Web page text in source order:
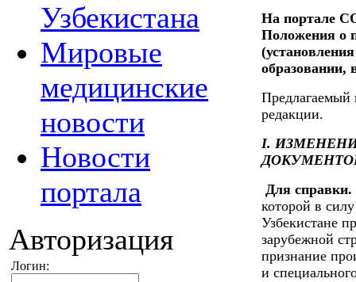
Узбекистана
Мировые
медицинские
новости
Новости
портала
Авторизация
Логин:
На портале
Положения о
образовании,
Предлагаемый
редакции.
I.
Для справки.
которой в
Узбекистане
зарубежной
признание
и